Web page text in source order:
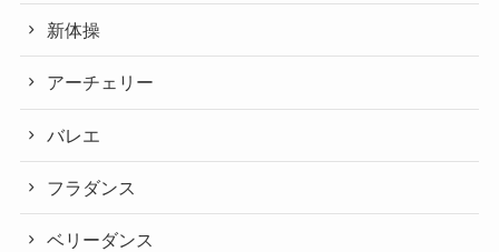
新体操
アーチェリー
バレエ
フラダンス
ベリーダンス